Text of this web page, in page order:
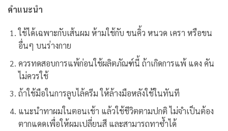
คำแนะนำ
ใช้ได้เฉพาะกับเส้นผม ห้ามใช้กับ ขนคิ้ว หนวด เครา หรือขน
อื่นๆ บนร่างกาย
ควรทดสอบการแพ้ก่อนใช้ผลิตภัณฑ์นี้ ถ้าเกิดการแพ้ แดง คัน
ไม่ควรใช้
ถ้าใช้มือในการลูบไล้ครีม ให้ล้างมือหลังใช้ในทันที
แนะนำทาผมในตอนเช้า แล้วใช้ชีวิตตามปกติ ไม่จำเป็นต้อง
ตากแดดเพื่อให้ผมเปลี่ยนสี และสามารถทาซ้ำได้